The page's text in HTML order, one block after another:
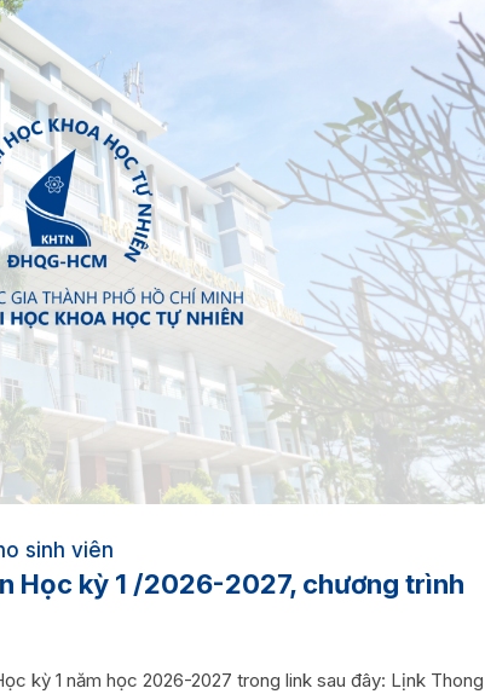
sinh viên
Học kỳ 1 /2026-2027, chương trình
kỳ 1 năm học 2026-2027 trong link sau đây: Lịnk Thong